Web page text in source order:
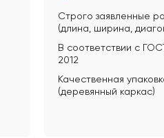
Строго заявленные
(длина, ширина,
В соответствии с
2012
Качественная
(деревянный каркас)